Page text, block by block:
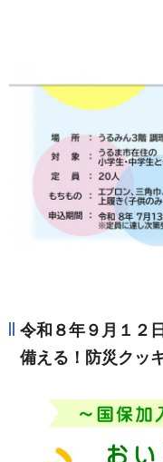
令和８年９月１
備える！防災クッ